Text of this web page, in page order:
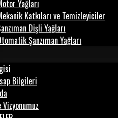
Yağları
Katkıları ve Temizleyiciler
Dişli Yağları
Şanzıman Yağları
Bilgileri